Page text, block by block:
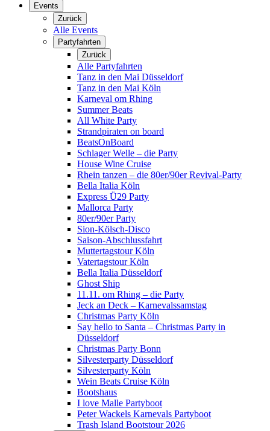
Events
Zurück
Alle Events
Partyfahrten
Zurück
Alle Partyfahrten
Tanz in den Mai Düsseldorf
Tanz in den Mai Köln
Karneval om Rhing
Summer Beats
All White Party
Strandpiraten on board
BeatsOnBoard
Schlager Welle – die Party
House Wine Cruise
Rhein tanzen – die 80er/90er Revival-Party
Bella Italia Köln
Express Ü29 Party
Mallorca Party
80er/90er Party
Sion-Kölsch-Disco
Saison-Abschlussfahrt
Muttertagstour Köln
Vatertagstour Köln
Bella Italia Düsseldorf
Ghost Ship
11.11. om Rhing – die Party
Jeck an Deck – Karnevalssamstag
Christmas Party Köln
Say hello to Santa – Christmas Party in
Düsseldorf
Christmas Party Bonn
Silvesterparty Düsseldorf
Silvesterparty Köln
Wein Beats Cruise Köln
Bootshaus
I love Malle Partyboot
Peter Wackels Karnevals Partyboot
Trash Island Bootstour 2026